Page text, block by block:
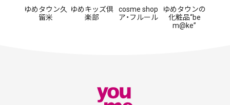
ゆめタウン久
留米
ゆめキッズ倶
楽部
cosme shop
ア・フルール
ゆめタウンの
化粧品“be
m@ke”